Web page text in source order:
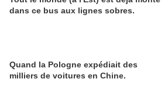
dans ce bus aux lignes sobres.
Quand la Pologne expédiait des
milliers de voitures en Chine.